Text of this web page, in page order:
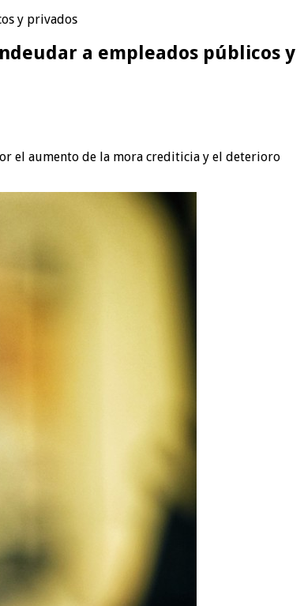
y privados
a empleados públicos y
el aumento de la mora crediticia y el deterioro